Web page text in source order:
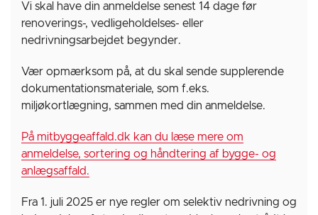
Vi skal have din anmeldelse senest 14 dage før
renoverings-, vedligeholdelses- eller
nedrivningsarbejdet begynder.
Vær opmærksom på, at du skal sende supplerende
dokumentationsmateriale, som f.eks.
miljøkortlægning, sammen med din anmeldelse.
På mitbyggeaffald.dk kan du læse mere om
anmeldelse, sortering og håndtering af bygge- og
anlægsaffald.
Fra 1. juli 2025 er nye regler om selektiv nedrivning og